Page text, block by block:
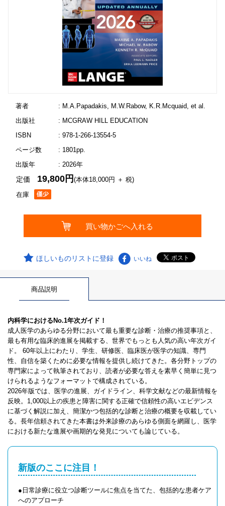
著者
: M.A.Papadakis, M.W.Rabow, K.R.Mcquaid, et al.
出版社
: MCGRAW HILL EDUCATION
ISBN
: 978-1-266-13554-5
ページ数
: 1801pp.
出版年
: 2026年
在庫
定価 19,800円(本体18,000円 ＋ 税)
ほしいものリストに登録 いいね
商品説明
内科学におけるNo.1年次ガイド！
成人医学のあらゆる分野において最も重要な診断・治療の推奨事項と、
最も有用な臨床的進展を掲載する、世界でもっとも人気の高い年次ガイ
ド。 60年以上にわたり、学生、研修医、臨床医が医学の知識、専門
性、自信を築くために必要な情報を提供し続けてきた。各分野トップの
専門家によって執筆されており、読者が必要な答えを素早く簡単に見つ
けられるようなフォーマットで構成されている。
2026年版では、医学の進展、ガイドライン、科学文献などの最新情報を
反映。1,000以上の疾患と障害に関する正確で信頼性の高いエビデンス
に基づく解説に加え、簡潔かつ包括的な診断と治療の概要を収載してい
る。長年信頼されてきた本書は外来診療のあらゆる側面を網羅し、医学
における新たな進展や画期的な発見についても論じている。
新版のここに注目！
●日常診療に役立つ診断ツールに焦点を当てた、包括的な患者ケア
へのアプローチ